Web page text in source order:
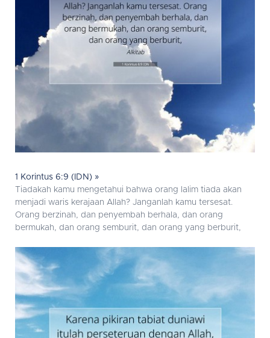
1 Korintus 6:9 (IDN) »
Tiadakah kamu mengetahui bahwa orang lalim tiada akan
menjadi waris kerajaan Allah? Janganlah kamu tersesat.
Orang berzinah, dan penyembah berhala, dan orang
bermukah, dan orang semburit, dan orang yang berburit,